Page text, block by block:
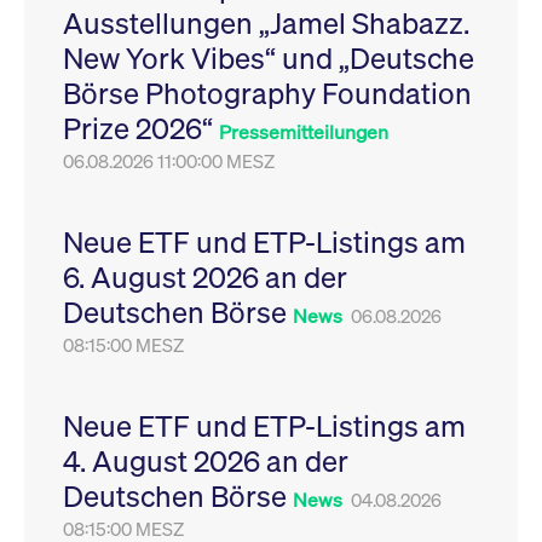
Ausstellungen „Jamel Shabazz.
New York Vibes“ und „Deutsche
Börse Photography Foundation
Prize 2026“ Pressemitteilungen
06.08.2026 11:00:00 MESZ
Neue ETF und ETP-Listings am
6. August 2026 an der
Deutschen Börse News 06.08.2026
08:15:00 MESZ
Neue ETF und ETP-Listings am
4. August 2026 an der
Deutschen Börse News 04.08.2026
08:15:00 MESZ
Leistung der Website
zu messen. Es handelt
sich um ein Muster-
Cookie, bei dem auf
das Präfix _pk_ses
eine kurze Reihe von
VISITOR_PRIVACY_METADATA
YouTube
.youtube.com
6
Monate
Dieses Cookie dient
Speicherung der
Einwilligungs- und
des Nutzers für ihre
Interaktion mit der
Sitzungen geehrt